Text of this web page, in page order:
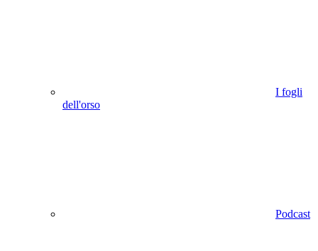
I fogli
dell'orso
Podcast